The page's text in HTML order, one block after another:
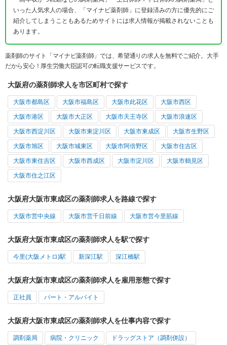
いった人気求人の場合、「マイナビ薬剤師」に登録済みの方に優先的にご
紹介してしまうこともあるためサイトには求人情報が掲載されないことも
あります。
薬剤師のサイト「マイナビ薬剤師」では、希望通りの求人を無料でご紹介。大手
だから安心！厚生労働大臣認可の転職支援サービスです。
大阪府の薬剤師求人を市区町村で探す
大阪市都島区 大阪市福島区 大阪市此花区 大阪市西区
大阪市港区 大阪市大正区 大阪市天王寺区 大阪市浪速区
大阪市西淀川区 大阪市東淀川区 大阪市東成区 大阪市生野区
大阪市旭区 大阪市城東区 大阪市阿倍野区 大阪市住吉区
大阪市東住吉区 大阪市西成区 大阪市淀川区 大阪市鶴見区
大阪市住之江区
大阪府大阪市東成区の薬剤師求人を路線で探す
大阪市営中央線 大阪市営千日前線 大阪市営今里筋線
大阪府大阪市東成区の薬剤師求人を駅で探す
今里(大阪メトロ)駅 新深江駅 深江橋駅
大阪府大阪市東成区の薬剤師求人を雇用形態で探す
正社員 パート・アルバイト
大阪府大阪市東成区の薬剤師求人を仕事内容で探す
調剤薬局 病院・クリニック ドラッグストア（調剤併設）